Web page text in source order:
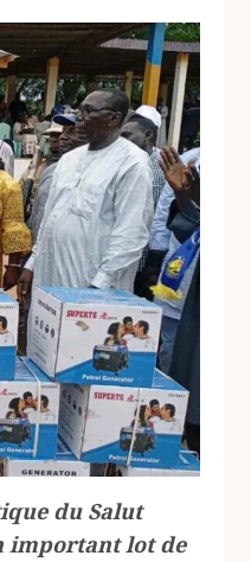
du Salut
important lot de